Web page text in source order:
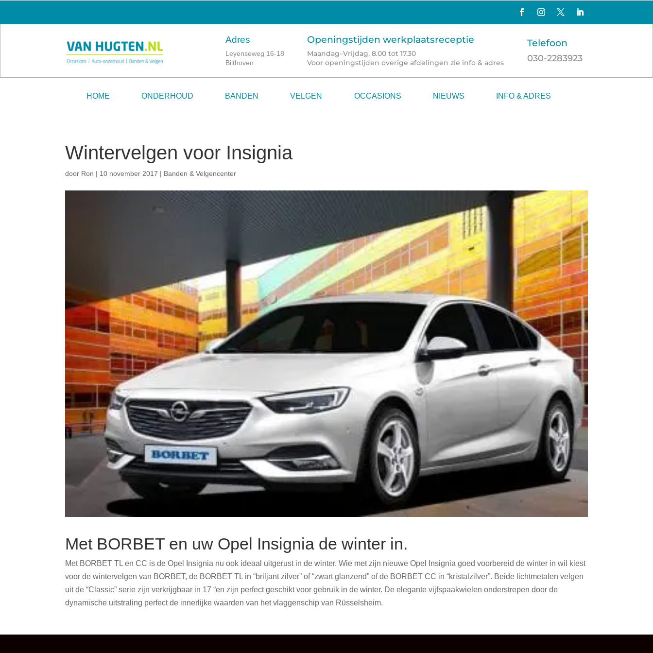
Adres
Leyenseweg 16-18
Bilthoven
Openingstijden werkplaatsreceptie
Maandag–Vrijdag, 8.00 tot 17.30
Voor openingstijden overige afdelingen zie info & adres
Telefoon
030-2283923
HOME ONDERHOUD BANDEN VELGEN OCCASIONS NIEUWS INFO & ADRES
Wintervelgen voor Insignia
door Ron | 10 november 2017 | Banden & Velgencenter
Met BORBET en uw Opel Insignia de winter in.
Met BORBET TL en CC is de Opel Insignia nu ook ideaal uitgerust in de winter. Wie met zijn nieuwe Opel Insignia goed voorbereid de winter in wil kiest
voor de wintervelgen van BORBET, de BORBET TL in “briljant zilver” of “zwart glanzend” of de BORBET CC in “kristalzilver”. Beide lichtmetalen velgen
uit de “Classic” serie zijn verkrijgbaar in 17 “en zijn perfect geschikt voor gebruik in de winter. De elegante vijfspaakwielen onderstrepen door de
dynamische uitstraling perfect de innerlijke waarden van het vlaggenschip van Rüsselsheim.